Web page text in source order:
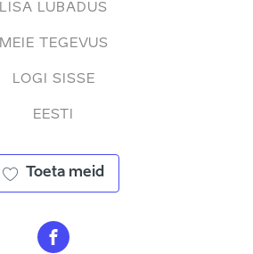
LISA LUBADUS
MEIE TEGEVUS
LOGI SISSE
EESTI
Toeta meid